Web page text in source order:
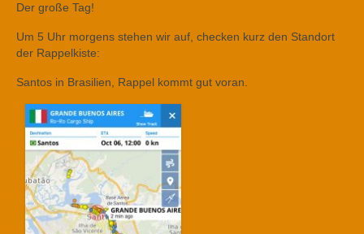
Der große Tag!
Um 5 Uhr morgens stehen wir auf, checken kurz den Standort
der Rappelkiste:
Santos in Brasilien, Rappel kommt gut voran.